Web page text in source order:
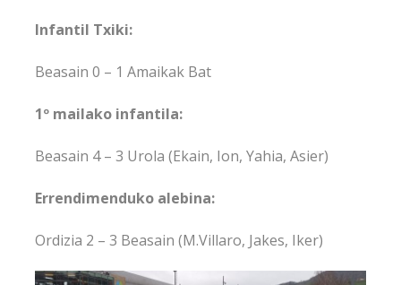
Infantil Txiki:
Beasain 0 – 1 Amaikak Bat
1º mailako infantila:
Beasain 4 – 3 Urola (Ekain, Ion, Yahia, Asier)
Errendimenduko alebina:
Ordizia 2 – 3 Beasain (M.Villaro, Jakes, Iker)